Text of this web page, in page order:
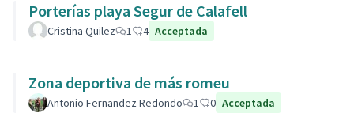
Porterías playa Segur de Calafell
Cristina Quilez 1 4 Acceptada
Zona deportiva de más romeu
Antonio Fernandez Redondo 1 0 Acceptada